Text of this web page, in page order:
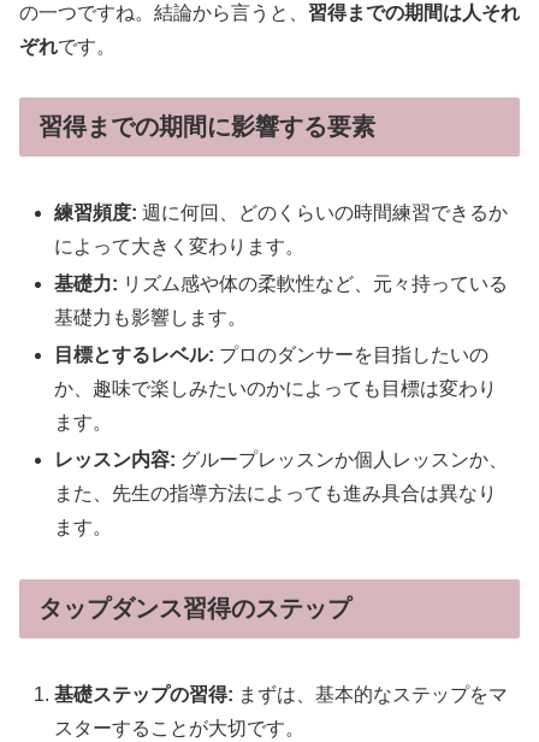
の一つですね。結論から言うと、 習得までの期間は人それ
ぞれです。
習得までの期間に影響する要素
練習頻度: 週に何回、どのくらいの時間練習できるか
によって大きく変わります。
基礎力: リズム感や体の柔軟性など、元々持っている
基礎力も影響します。
目標とするレベル: プロのダンサーを目指したいの
か、趣味で楽しみたいのかによっても目標は変わり
ます。
レッスン内容: グループレッスンか個人レッスンか、
また、先生の指導方法によっても進み具合は異なり
ます。
タップダンス習得のステップ
基礎ステップの習得: まずは、基本的なステップをマ
スターすることが大切です。